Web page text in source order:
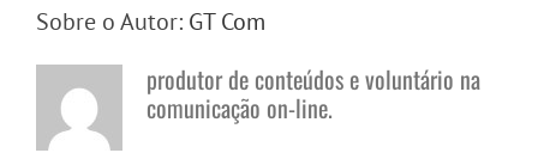
Sobre o Autor: GT Com
produtor de conteúdos e voluntário na
comunicação on-line.